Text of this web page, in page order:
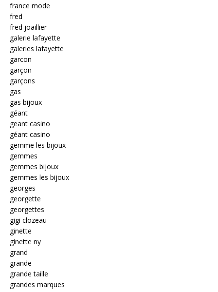
france mode
fred
fred joaillier
galerie lafayette
galeries lafayette
garcon
garçon
garçons
gas
gas bijoux
géant
geant casino
géant casino
gemme les bijoux
gemmes
gemmes bijoux
gemmes les bijoux
georges
georgette
georgettes
gigi clozeau
ginette
ginette ny
grand
grande
grande taille
grandes marques